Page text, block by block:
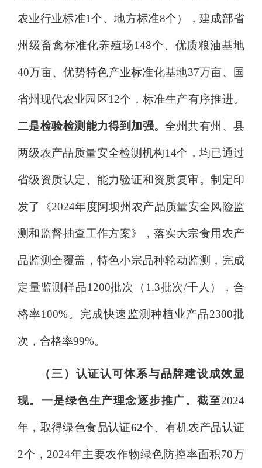
农业行业标准1个、地方标准8个），建成部省
州级畜禽标准化养殖场148个、优质粮油基地
40万亩、优势特色产业标准化基地37万亩、国
省州现代农业园区12个，标准生产有序推进。
二是检验检测能力得到加强。全州共有州、县
两级农产品质量安全检测机构14个，均已通过
省级资质认定 、 能力验证和资质复审。制定印
发了《2024年度阿坝州农产品质量安全风险监
测和监督抽查工作方案》，落实大宗食用农产
品监测全覆盖，特色小宗品种轮动监测，完成
定量监测样品1200批次（ 1.3批次/千人），合
格率100%。完成快速监测种植业产品2300批
次，合格率99%。
（三）认证认可体系与品牌建设成效显
现。 一是绿色生产理念逐步推广。截至2024
年，取得绿色食品认证62个、有机农产品认证
2个， 2024年主要农作物绿色防控率面积70万